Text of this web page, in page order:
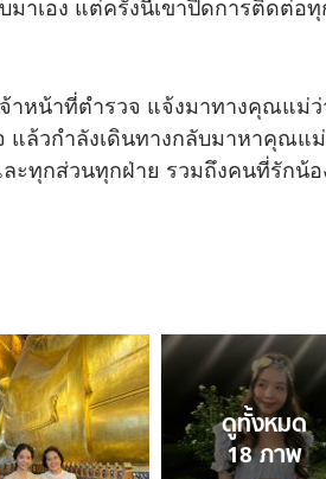
จ้าหน้าที่ตำรวจ แจ้งมาทางคุณแม่ว่
แล้วกำลังเดินทางกลับมาหาคุณแ
ทุกส่วนทุกฝ่าย รวมถึงคนที่รักน้อ
ดูทั้งหมด
18ภาพ